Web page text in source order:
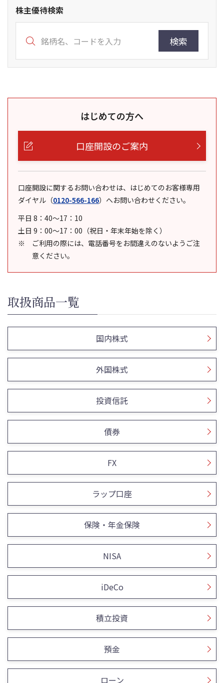
株主優待検索
検索
はじめての方へ
口座開設のご案内
口座開設に関するお問い合わせは、はじめてのお客様専用
ダイヤル （0120-566-166） へお問い合わせください。
平日 8：40～17：10
土日 9：00～17：00（祝日・年末年始を除く）
ご利用の際には、電話番号をお間違えのないようご注
意ください。
取扱商品一覧
国内株式
外国株式
投資信託
債券
FX
ラップ口座
保険・年金保険
NISA
iDeCo
積立投資
預金
ローン